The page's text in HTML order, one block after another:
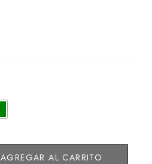
AGREGAR AL CARRITO